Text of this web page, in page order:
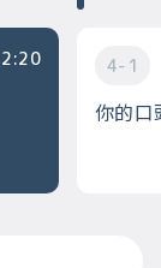
4-1
你的口